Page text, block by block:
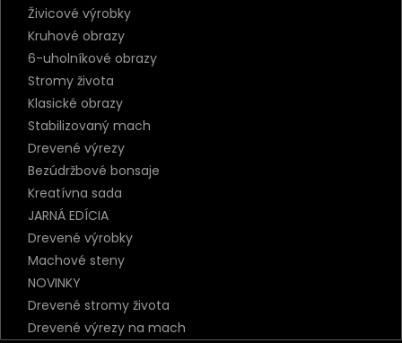
Živicové výrobky
Kruhové obrazy
6-uholníkové obrazy
Stromy života
Klasické obrazy
Stabilizovaný mach
Drevené výrezy
Bezúdržbové bonsaje
Kreatívna sada
JARNÁ EDÍCIA
Drevené výrobky
Machové steny
NOVINKY
Drevené stromy života
Drevené výrezy na mach